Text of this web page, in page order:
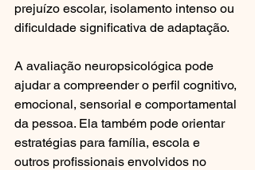
prejuízo escolar, isolamento intenso ou
dificuldade significativa de adaptação.
A avaliação neuropsicológica pode
ajudar a compreender o perfil cognitivo,
emocional, sensorial e comportamental
da pessoa. Ela também pode orientar
estratégias para família, escola e
outros profissionais envolvidos no